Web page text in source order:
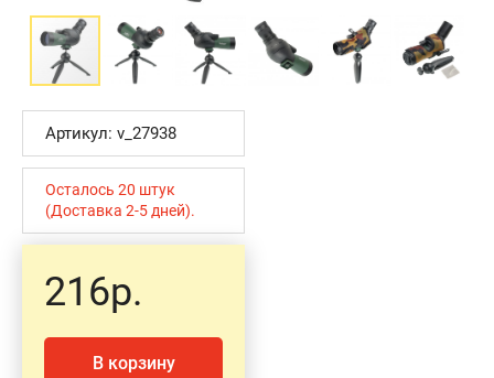
Артикул: v_27938
Осталось 20 штук
(Доставка 2-5 дней).
216р.
В корзину